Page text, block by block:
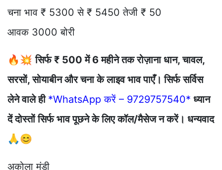
चना भाव ₹ 5300 से ₹ 5450 तेजी ₹ 50
आवक 3000 बोरी
🔥💥सिर्फ ₹ 500 में 6 महीने तक रोज़ाना धान, चावल,
सरसों, सोयाबीन और चना के लाइव भाव पाएँ। सिर्फ सर्विस
लेने वाले ही *WhatsApp करें – 9729757540* ध्यान
दें दोस्तों सिर्फ भाव पूछने के लिए कॉल/मैसेज न करें। धन्यवाद
🙏😊
अकोला मंडी